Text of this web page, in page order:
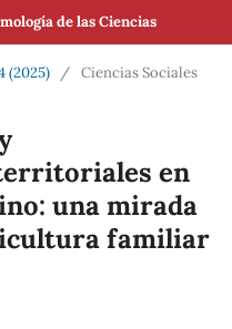
de las Ciencias
(2025) / Ciencias Sociales
en
una mirada
familiar